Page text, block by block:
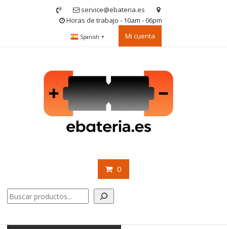
service@ebateria.es
Horas de trabajo - 10am - 06pm
Spanish ▼ Mi cuenta
0
Buscar